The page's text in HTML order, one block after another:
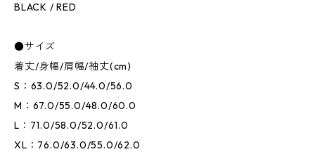
BLACK / RED
●サイズ
着丈/身幅/肩幅/袖丈(cm)
S：63.0/52.0/44.0/56.0
M：67.0/55.0/48.0/60.0
L：71.0/58.0/52.0/61.0
XL：76.0/63.0/55.0/62.0